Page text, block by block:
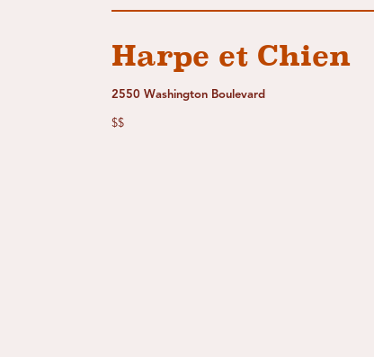
Harpe et Chien
2550 Washington Boulevard
$$